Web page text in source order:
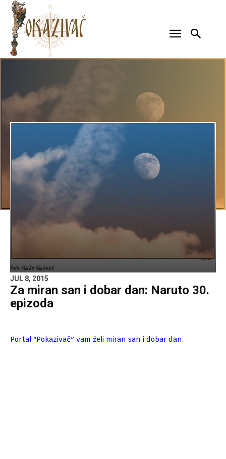
Foto: Marko Marković
JUL 8, 2015
Za miran san i dobar dan: Naruto 30.
epizoda
Portal “Pokazivač” vam želi miran san i dobar dan.